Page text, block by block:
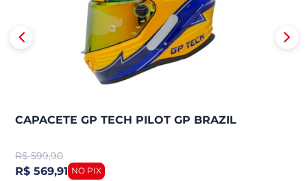
CAPACETE GP TECH PILOT GP BRAZIL
R$ 599,90
R$ 569,91